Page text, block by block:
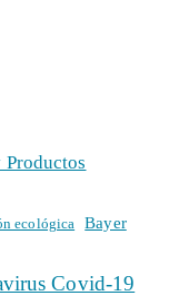
ecológica Bayer
Covid-19